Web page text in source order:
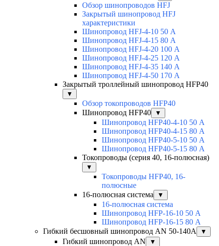
Обзор шинопроводов HFJ
Закрытый шинопровод HFJ
характеристики
Шинопровод HFJ-4-10 50 А
Шинопровод HFJ-4-15 80 А
Шинопровод HFJ-4-20 100 А
Шинопровод HFJ-4-25 120 А
Шинопровод HFJ-4-35 140 А
Шинопровод HFJ-4-50 170 А
Закрытый троллейный шинопровод HFP40
▼
Обзор токопроводов HFP40
Шинопровод HFP40
▼
Шинопровод HFP40-4-10 50 А
Шинопровод HFP40-4-15 80 А
Шинопровод HFP40-5-10 50 А
Шинопровод HFP40-5-15 80 А
Токопроводы (серия 40, 16-полюсная)
▼
Токопроводы HFP40, 16-
полюсные
16-полюсная система
▼
16-полюсная система
Шинопровод HFP-16-10 50 А
Шинопровод HFP-16-15 80 А
Гибкий бесшовный шинопровод AN 50-140А
▼
Гибкий шинопровод AN ▼